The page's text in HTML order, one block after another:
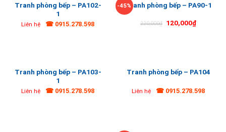
Tranh phòng bếp – PA102-
1
Liên hệ ☎ 0915.278.598
-45%Tranh phòng bếp – PA90-1
220,000₫ 120,000₫
Tranh phòng bếp – PA103-
1
Liên hệ ☎ 0915.278.598
Tranh phòng bếp – PA104
Liên hệ ☎ 0915.278.598